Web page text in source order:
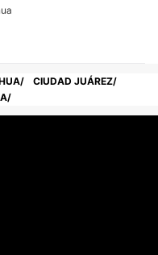
cara (SMAS),
resección de
blefaroplastia
cara, bichectomia.
CIUDAD JUÁREZ